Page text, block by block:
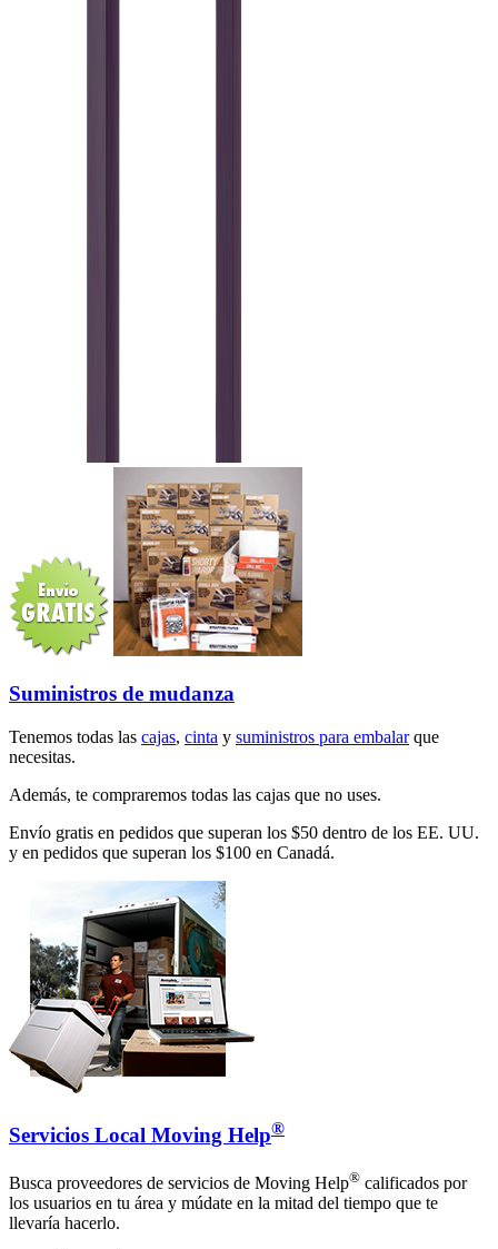
Suministros de mudanza
Tenemos todas las cajas, cinta y suministros para embalarque
necesitas.
Además, te compraremos todas las cajas que no uses.
Envío gratis en pedidos que superan los $50 dentro de los EE. UU.
y en pedidos que superan los $100 en Canadá.
Servicios Local Moving Help®
Busca proveedores de servicios de Moving Help® calificados por
los usuarios en tu área y múdate en la mitad del tiempo que te
llevaría hacerlo.